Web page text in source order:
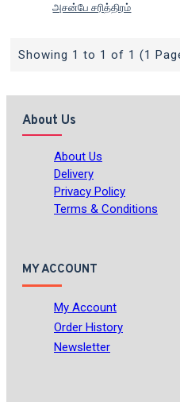
அசன்பே சரித்திரம்
Showing 1 to 1 of 1 (1
About Us
About Us
Delivery
Privacy Policy
Terms & Conditions
MY ACCOUNT
My Account
Order History
Newsletter